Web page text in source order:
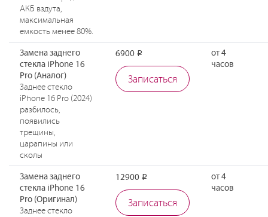
АКБ вздута,
максимальная
емкость менее 80%.
Замена заднего
стекла iPhone 16
Pro (Аналог)
Заднее стекло
iPhone 16 Pro (2024)
разбилось,
появились
трещины,
царапины или
сколы
6900 Р
Записаться
от 4
часов
Замена заднего
стекла iPhone 16
Pro (Оригинал)
Заднее стекло
12900 Р
Записаться
от 4
часов